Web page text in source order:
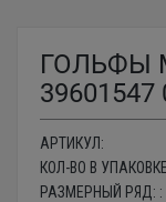
ГОЛЬФЫ
39601547
АРТИКУЛ:
КОЛ-ВО В
РАЗМЕРНЫЙ РЯД: :